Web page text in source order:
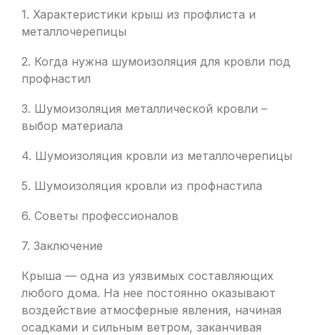
1. Характеристики крыш из профлиста и
металлочерепицы
2. Когда нужна шумоизоляция для кровли под
профнастил
3. Шумоизоляция металлической кровли –
выбор материала
4. Шумоизоляция кровли из металлочерепицы
5. Шумоизоляция кровли из профнастила
6. Советы профессионалов
7. Заключение
Крыша — одна из уязвимых составляющих
любого дома. На нее постоянно оказывают
воздействие атмосферные явления, начиная
осадками и сильным ветром, заканчивая